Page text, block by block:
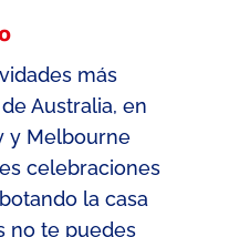
más
Australia, en
y Melbourne
celebraciones
la casa
no te puedes